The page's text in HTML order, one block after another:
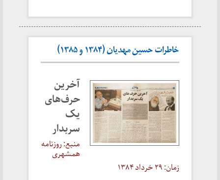
خاطرات حسین مهدیان (۱۳۸۴ و ۱۳۸۵)
آخرین
حرف‌های
یک
سربدار
منبع: روزنامه
همشهری
زمان: ۲۹ خرداد ۱۳۸۴